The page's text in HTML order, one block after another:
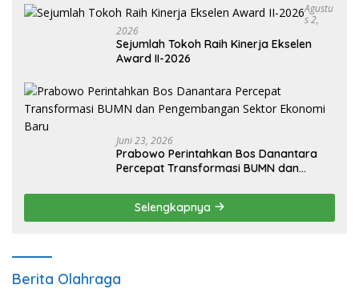
Agustu
S 2,
2026
Sejumlah Tokoh Raih Kinerja Ekselen
Award II-2026
Juni 23, 2026
Prabowo Perintahkan Bos Danantara
Percepat Transformasi BUMN dan
Selengkapnya
Berita Olahraga